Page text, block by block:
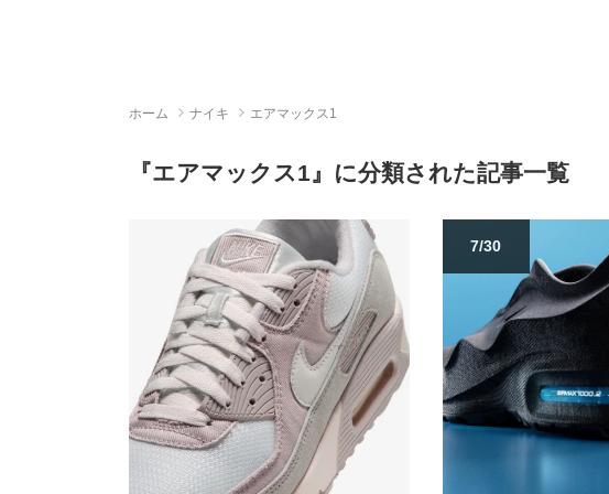
ホーム ナイキ エアマックス1
『エアマックス1』に分類された記事一覧
7/30